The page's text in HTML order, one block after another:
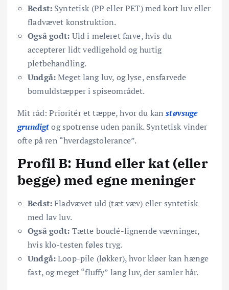
Bedst:Syntetisk (PP eller PET) med kort luv eller
fladvævet konstruktion.
Også godt: Uld i meleret farve, hvis du
accepterer lidt vedligehold og hurtig
pletbehandling.
Undgå:Meget lang luv, og lyse, ensfarvede
bomuldstæpper i spiseområdet.
Mit råd: Prioritér et tæppe, hvor du kanstøvsuge
grundigtog spotrense uden panik. Syntetisk vinder
ofte på ren “hverdagstolerance”.
Profil B: Hund eller kat (eller
begge) med egne meninger
Bedst:Fladvævet uld (tæt væv) eller syntetisk
med lav luv.
Også godt: Tætte bouclé-lignende vævninger,
hvis klo-testen føles tryg.
Undgå:Loop-pile (løkker), hvor kløer kan hænge
fast, og meget “fluffy” lang luv, der samler hår.